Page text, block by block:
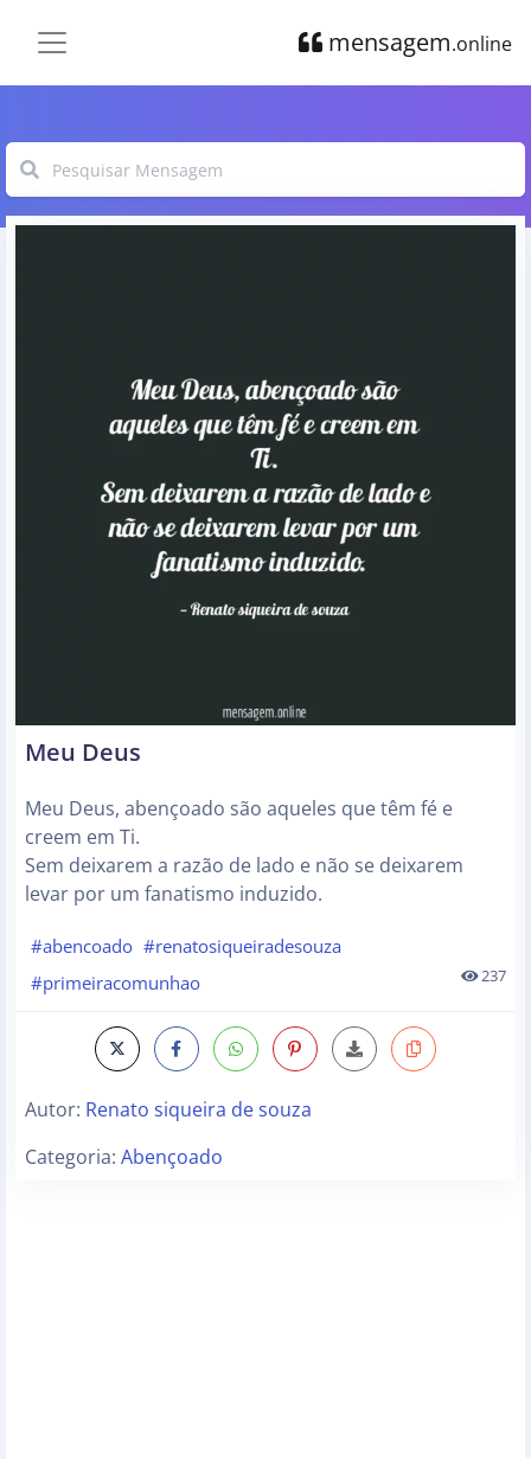
mensagem.online
Meu Deus
Meu Deus, abençoado são aqueles que têm fé e
creem em Ti.
Sem deixarem a razão de lado e não se deixarem
levar por um fanatismo induzido.
#abencoado #renatosiqueiradesouza
#primeiracomunhao
237
Autor: Renato siqueira de souza
Categoria: Abençoado